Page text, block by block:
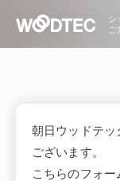
シ
ご
朝日ウッドテッ
ございます。
こちらのフォー